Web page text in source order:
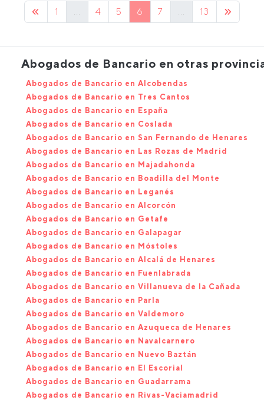
1 ... 4 5 6 7 ... 13
Abogados de Bancario en otras
Abogados de Bancario en Alcobendas
Abogados de Bancario en Tres Cantos
Abogados de Bancario en España
Abogados de Bancario en Coslada
Abogados de Bancario en San Fernando de Henares
Abogados de Bancario en Las Rozas de Madrid
Abogados de Bancario en Majadahonda
Abogados de Bancario en Boadilla del Monte
Abogados de Bancario en Leganés
Abogados de Bancario en Alcorcón
Abogados de Bancario en Getafe
Abogados de Bancario en Galapagar
Abogados de Bancario en Móstoles
Abogados de Bancario en Alcalá de Henares
Abogados de Bancario en Fuenlabrada
Abogados de Bancario en Villanueva de la Cañada
Abogados de Bancario en Parla
Abogados de Bancario en Valdemoro
Abogados de Bancario en Azuqueca de Henares
Abogados de Bancario en Navalcarnero
Abogados de Bancario en Nuevo Baztán
Abogados de Bancario en El Escorial
Abogados de Bancario en Guadarrama
Abogados de Bancario en Rivas-Vaciamadrid